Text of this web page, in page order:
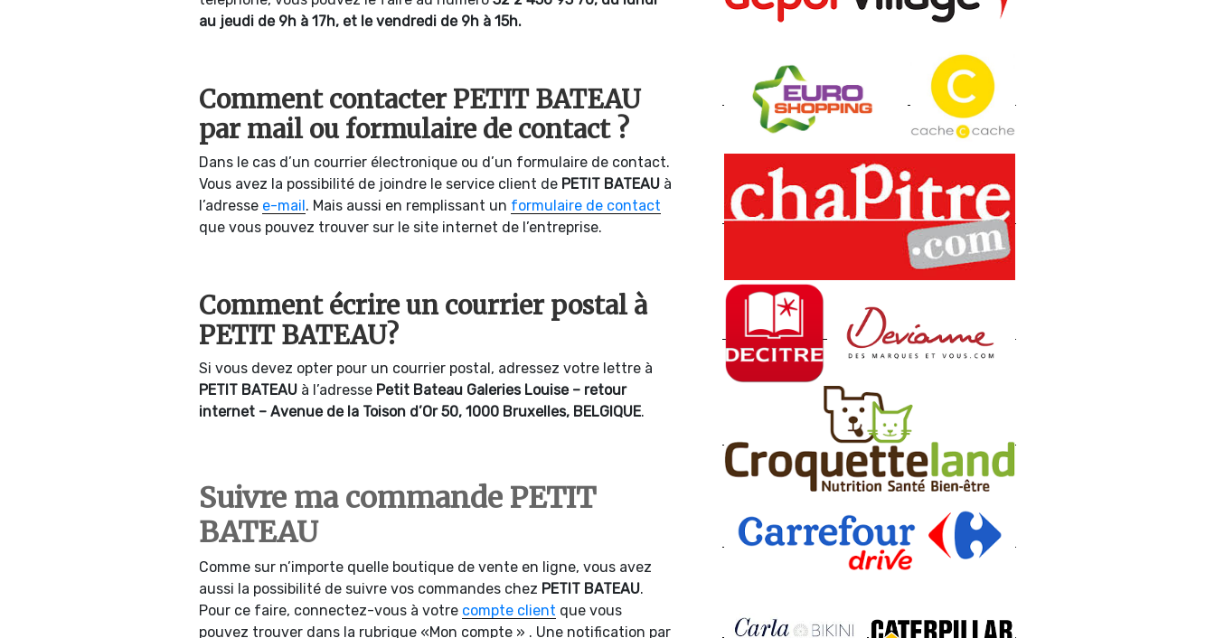
au jeudi de 9h à 17h, et le vendredi de 9h à 15h.
Comment contacter PETIT BATEAU
par mail ou formulaire de contact ?
Dans le cas d’un courrier électronique ou d’un formulaire de contact.
Vous avez la possibilité de joindre le service client de PETIT BATEAU à
l’adresse e-mail . Mais aussi en remplissant un formulaire de contact
que vous pouvez trouver sur le site internet de l’entreprise.
Comment écrire un courrier postal à
PETIT BATEAU?
Si vous devez opter pour un courrier postal, adressez votre lettre à
PETIT BATEAU à l’adresse Petit Bateau Galeries Louise – retour
internet – Avenue de la Toison d’Or 50, 1000 Bruxelles, BELGIQUE.
Suivre ma commande PETIT
BATEAU
Comme sur n’importe quelle boutique de vente en ligne, vous avez
aussi la possibilité de suivre vos commandes chez PETIT BATEAU.
Pour ce faire, connectez-vous à votre compte client que vous
pouvez trouver dans la rubrique «Mon compte » . Une notification par